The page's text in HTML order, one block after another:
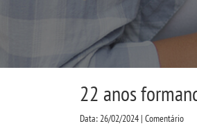
22 anos
Data: 26/02/2024 | Comentário